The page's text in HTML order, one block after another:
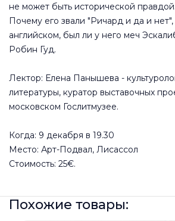
не может быть исторической правдой.
Почему его звали "Ричард и да и
английском, был ли у него меч
Робин Гуд.
Лектор: Елена Панышева -
литературы, куратор выставочных
московском Гослитмузее.
Когда: 9 декабря в 19.30
Место: Арт-Подвал, Лисассол
Стоимость: 25€.
Похожие товары: